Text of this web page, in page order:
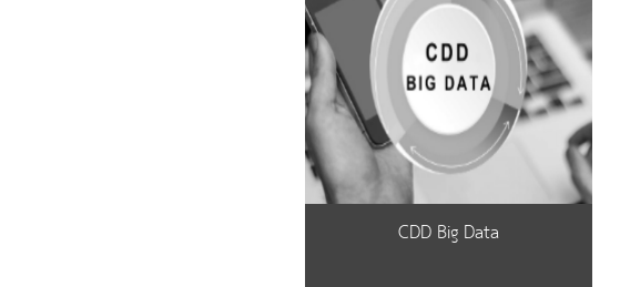
CDD Big Data